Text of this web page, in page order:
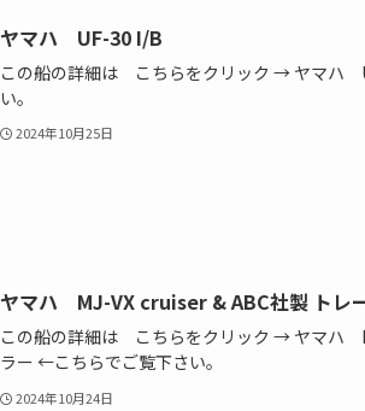
ヤマハ UF-30 I/B
この船の詳細は こちらをクリック → ヤマハ
い。
2024年10月25日
ヤマハ MJ-VX cruiser & ABC社製 トレ
この船の詳細は こちらをクリック → ヤマハ
ラー ←こちらでご覧下さい。
2024年10月24日